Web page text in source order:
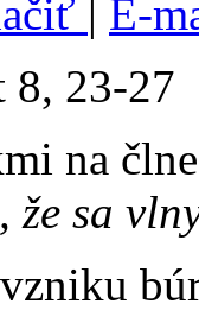
| E-
8, 23-27
na
že sa